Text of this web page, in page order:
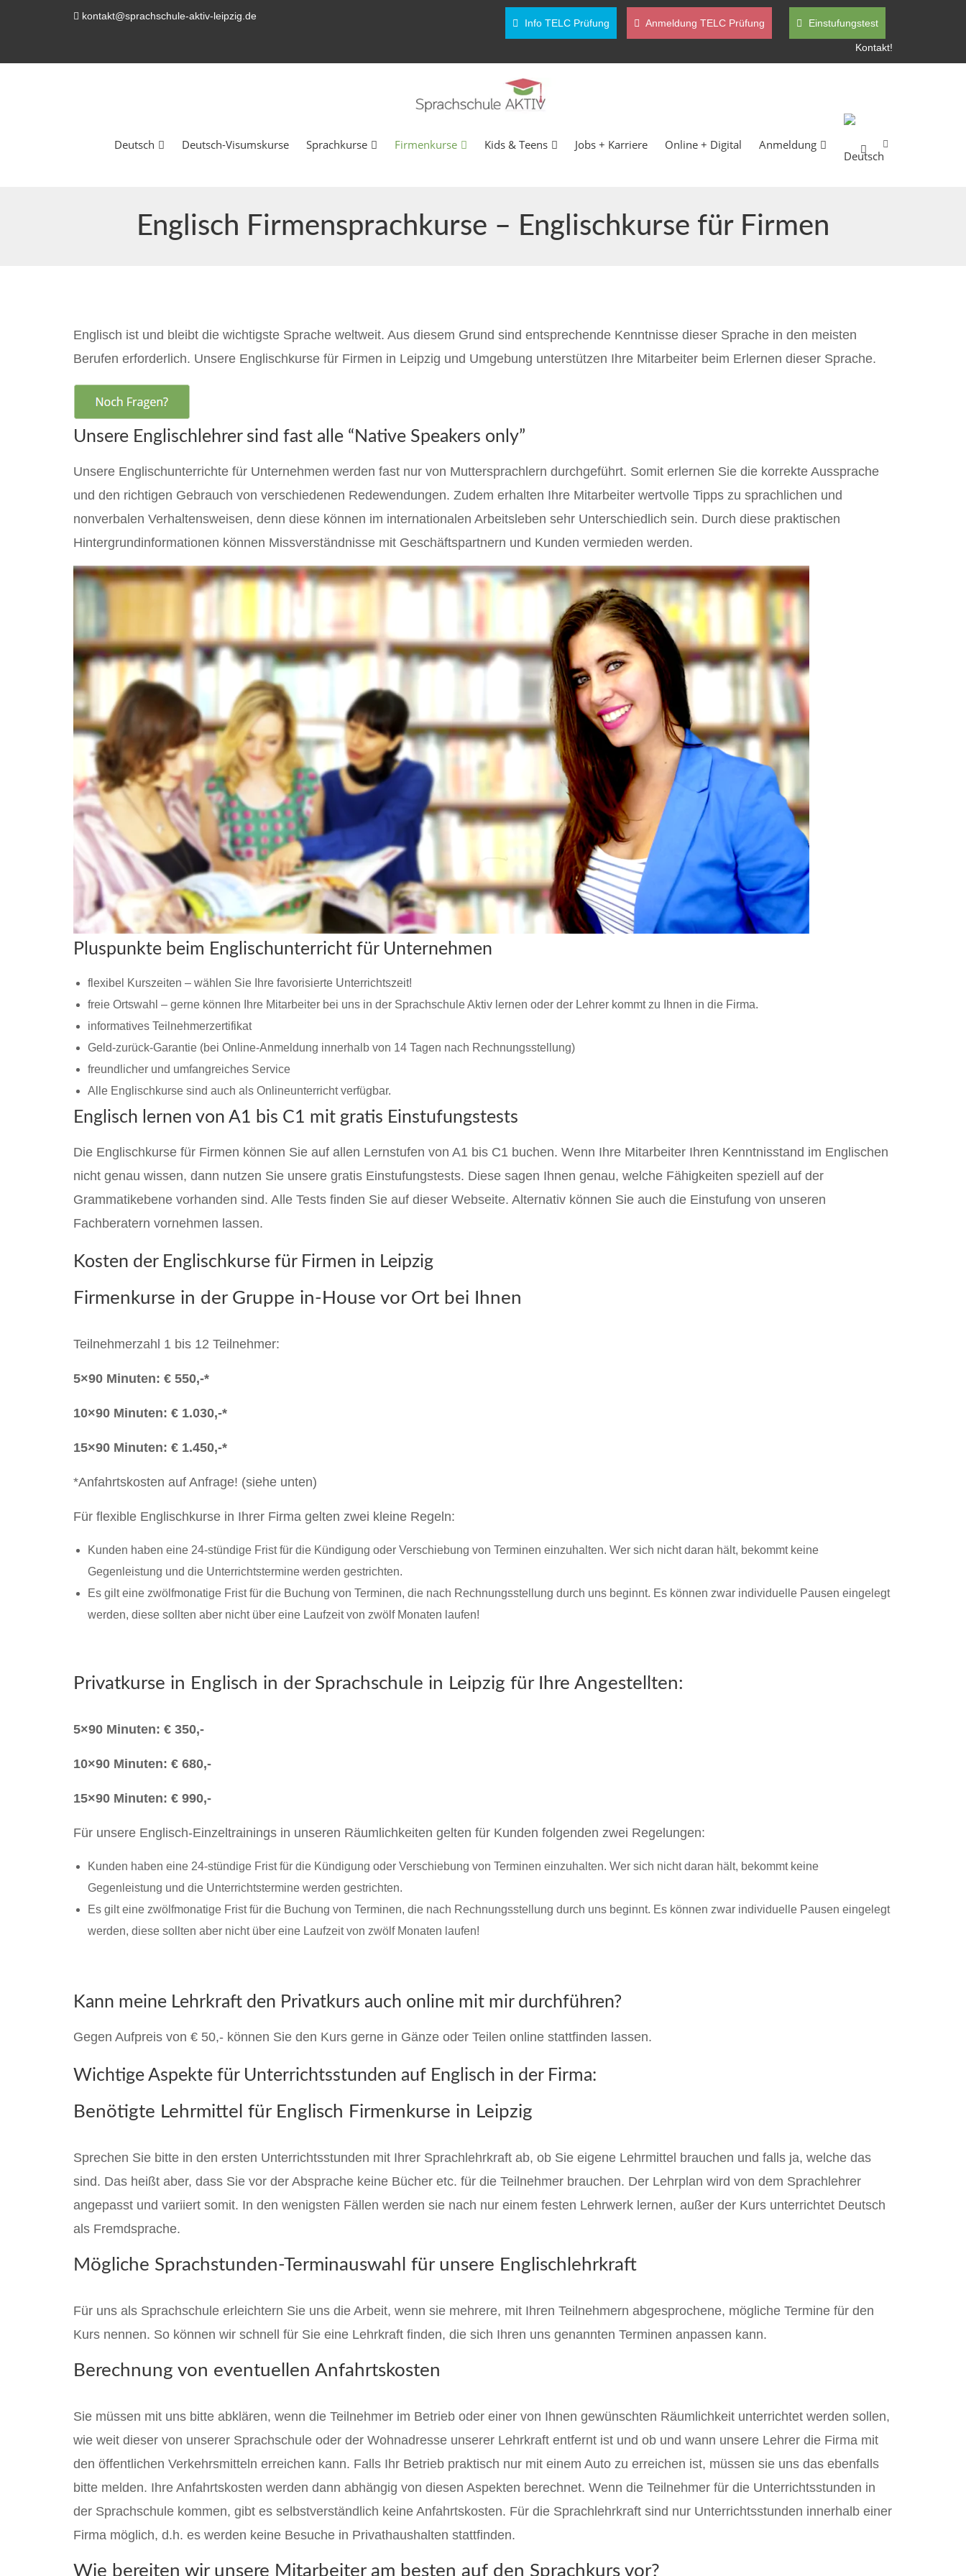
kontakt@sprachschule-aktiv-leipzig.de
Info TELC Prüfung Anmeldung TELC Prüfung Einstufungstest
Kontakt!
Deutsch Deutsch-Visumskurse Sprachkurse Firmenkurse Kids & Teens Jobs + Karriere Online + Digital Anmeldung
Englisch Firmensprachkurse – Englischkurse für Firmen
Englisch ist und bleibt die wichtigste Sprache weltweit. Aus diesem Grund sind entsprechende Kenntnisse dieser Sprache in den meisten
Berufen erforderlich. Unsere Englischkurse für Firmen in Leipzig und Umgebung unterstützen Ihre Mitarbeiter beim Erlernen dieser Sprache.
Unsere Englischlehrer sind fast alle “Native Speakers only”
Unsere Englischunterrichte für Unternehmen werden fast nur von Muttersprachlern durchgeführt. Somit erlernen Sie die korrekte Aussprache
und den richtigen Gebrauch von verschiedenen Redewendungen. Zudem erhalten Ihre Mitarbeiter wertvolle Tipps zu sprachlichen und
nonverbalen Verhaltensweisen, denn diese können im internationalen Arbeitsleben sehr Unterschiedlich sein. Durch diese praktischen
Hintergrundinformationen können Missverständnisse mit Geschäftspartnern und Kunden vermieden werden.
Pluspunkte beim Englischunterricht für Unternehmen
flexibel Kurszeiten – wählen Sie Ihre favorisierte Unterrichtszeit!
freie Ortswahl – gerne können Ihre Mitarbeiter bei uns in der Sprachschule Aktiv lernen oder der Lehrer kommt zu Ihnen in die Firma.
informatives Teilnehmerzertifikat
Geld-zurück-Garantie (bei Online-Anmeldung innerhalb von 14 Tagen nach Rechnungsstellung)
freundlicher und umfangreiches Service
Alle Englischkurse sind auch als Onlineunterricht verfügbar.
Englisch lernen von A1 bis C1 mit gratis Einstufungstests
Die Englischkurse für Firmen können Sie auf allen Lernstufen von A1 bis C1 buchen. Wenn Ihre Mitarbeiter Ihren Kenntnisstand im Englischen
nicht genau wissen, dann nutzen Sie unsere gratis Einstufungstests. Diese sagen Ihnen genau, welche Fähigkeiten speziell auf der
Grammatikebene vorhanden sind. Alle Tests finden Sie auf dieser Webseite. Alternativ können Sie auch die Einstufung von unseren
Fachberatern vornehmen lassen.
Kosten der Englischkurse für Firmen in Leipzig
Firmenkurse in der Gruppe in-House vor Ort bei Ihnen
Teilnehmerzahl 1 bis 12 Teilnehmer:
5×90 Minuten: € 550,-*
10×90 Minuten: € 1.030,-*
15×90 Minuten: € 1.450,-*
*Anfahrtskosten auf Anfrage! (siehe unten)
Für flexible Englischkurse in Ihrer Firma gelten zwei kleine Regeln:
Kunden haben eine 24-stündige Frist für die Kündigung oder Verschiebung von Terminen einzuhalten. Wer sich nicht daran hält, bekommt keine
Gegenleistung und die Unterrichtstermine werden gestrichten.
Es gilt eine zwölfmonatige Frist für die Buchung von Terminen, die nach Rechnungsstellung durch uns beginnt. Es können zwar individuelle Pausen eingelegt
werden, diese sollten aber nicht über eine Laufzeit von zwölf Monaten laufen!
Privatkurse in Englisch in der Sprachschule in Leipzig für Ihre Angestellten:
5×90 Minuten: € 350,-
10×90 Minuten: € 680,-
15×90 Minuten: € 990,-
Für unsere Englisch-Einzeltrainings in unseren Räumlichkeiten gelten für Kunden folgenden zwei Regelungen:
Kunden haben eine 24-stündige Frist für die Kündigung oder Verschiebung von Terminen einzuhalten. Wer sich nicht daran hält, bekommt keine
Gegenleistung und die Unterrichtstermine werden gestrichten.
Es gilt eine zwölfmonatige Frist für die Buchung von Terminen, die nach Rechnungsstellung durch uns beginnt. Es können zwar individuelle Pausen eingelegt
werden, diese sollten aber nicht über eine Laufzeit von zwölf Monaten laufen!
Kann meine Lehrkraft den Privatkurs auch online mit mir durchführen?
Gegen Aufpreis von € 50,- können Sie den Kurs gerne in Gänze oder Teilen online stattfinden lassen.
Wichtige Aspekte für Unterrichtsstunden auf Englisch in der Firma:
Benötigte Lehrmittel für Englisch Firmenkurse in Leipzig
Sprechen Sie bitte in den ersten Unterrichtsstunden mit Ihrer Sprachlehrkraft ab, ob Sie eigene Lehrmittel brauchen und falls ja, welche das
sind. Das heißt aber, dass Sie vor der Absprache keine Bücher etc. für die Teilnehmer brauchen. Der Lehrplan wird von dem Sprachlehrer
angepasst und variiert somit. In den wenigsten Fällen werden sie nach nur einem festen Lehrwerk lernen, außer der Kurs unterrichtet Deutsch
als Fremdsprache.
Mögliche Sprachstunden-Terminauswahl für unsere Englischlehrkraft
Für uns als Sprachschule erleichtern Sie uns die Arbeit, wenn sie mehrere, mit Ihren Teilnehmern abgesprochene, mögliche Termine für den
Kurs nennen. So können wir schnell für Sie eine Lehrkraft finden, die sich Ihren uns genannten Terminen anpassen kann.
Berechnung von eventuellen Anfahrtskosten
Sie müssen mit uns bitte abklären, wenn die Teilnehmer im Betrieb oder einer von Ihnen gewünschten Räumlichkeit unterrichtet werden sollen,
wie weit dieser von unserer Sprachschule oder der Wohnadresse unserer Lehrkraft entfernt ist und ob und wann unsere Lehrer die Firma mit
den öffentlichen Verkehrsmitteln erreichen kann. Falls Ihr Betrieb praktisch nur mit einem Auto zu erreichen ist, müssen sie uns das ebenfalls
bitte melden. Ihre Anfahrtskosten werden dann abhängig von diesen Aspekten berechnet. Wenn die Teilnehmer für die Unterrichtsstunden in
der Sprachschule kommen, gibt es selbstverständlich keine Anfahrtskosten. Für die Sprachlehrkraft sind nur Unterrichtsstunden innerhalb einer
Firma möglich, d.h. es werden keine Besuche in Privathaushalten stattfinden.
Wie bereiten wir unsere Mitarbeiter am besten auf den Sprachkurs vor?